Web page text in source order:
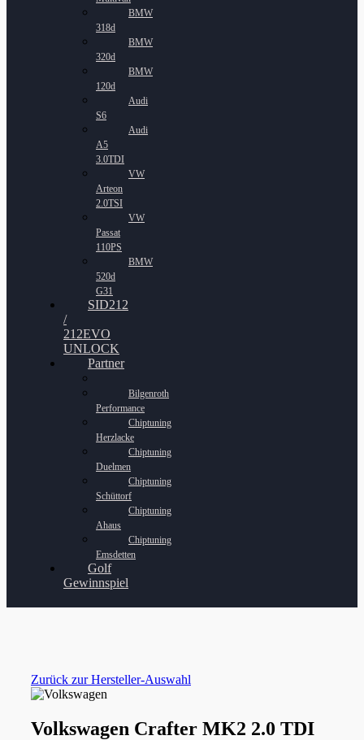
BMW
318d
BMW
320d
BMW
120d
Audi
S6
Audi
A5
3.0TDI
VW
Arteon
2.0TSI
VW
Passat
110PS
BMW
520d
G31
SID212
/
212EVO
UNLOCK
Partner
Bilgenroth
Performance
Chiptuning
Herzlacke
Chiptuning
Duelmen
Chiptuning
Schüttorf
Chiptuning
Ahaus
Chiptuning
Emsdetten
Golf
Gewinnspiel
Zurück zur Hersteller-Auswahl
Volkswagen Crafter MK2 2.0 TDI